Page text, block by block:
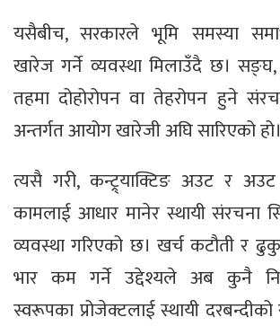
यसैबीच, सरकारले भूमि समस्या
खारेज गर्ने व्यवस्था मिलाउँदै छ। सङ्घ,
तहमा दोहोरोपन वा तेहरोपन हुने
अन्तर्गत आयोग खारेजी अघि सारिएको हो।
त्यसै गरी, कन्ट्र्याक्टिङ अउट र अउट
कामलाई आधार मानेर स्थायी संरचना
व्यवस्था गरिएको छ। खर्च कटौती र
भार कम गर्ने उद्देश्यले अब कुनै
स्वरूपका प्रोजेक्टलाई स्थायी